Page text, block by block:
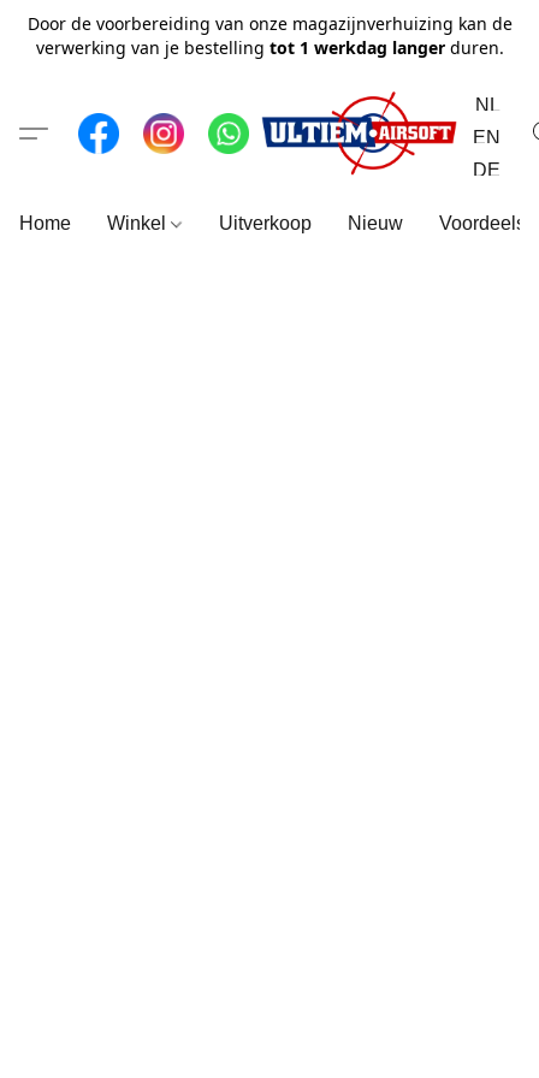
Door de voorbereiding van onze magazijnverhuizing kan de
verwerking van je bestelling tot 1 werkdag langerduren.
NL
EN
DE
Home Winkel Uitverkoop Nieuw